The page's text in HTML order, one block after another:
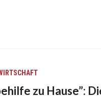
zu Hause”: